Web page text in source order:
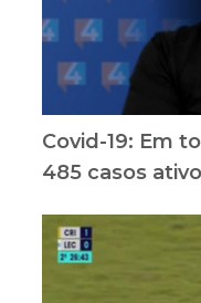
Covid-19: Em
485 casos